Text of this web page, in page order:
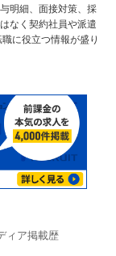
明細、面接対策、採
なく契約社員や派遣
に役立つ情報が盛り
ィア掲載歴